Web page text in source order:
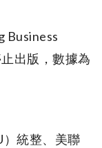
Business
出版，數據為
統整、美聯